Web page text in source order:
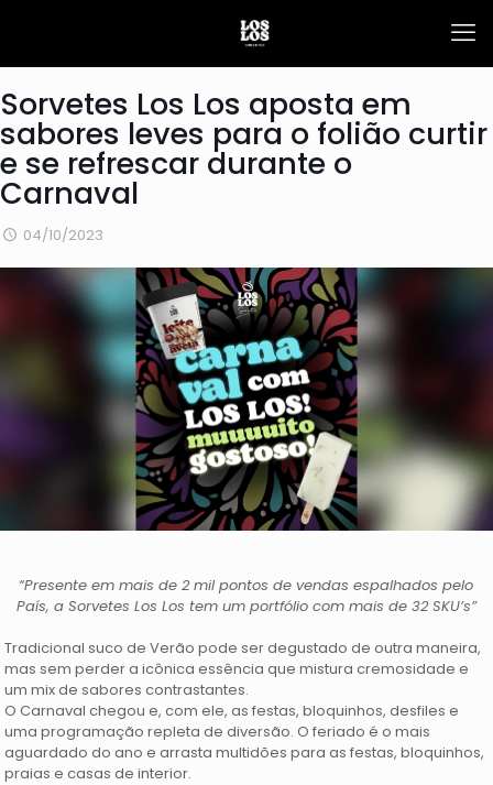
Sorvetes Los Los aposta em
sabores leves para o folião curtir
e se refrescar durante o
Carnaval
04/10/2023
“Presente em mais de 2 mil pontos de vendas espalhados pelo
País, a Sorvetes Los Los tem um portfólio com mais de 32 SKU’s”
Tradicional suco de Verão pode ser degustado de outra maneira,
mas sem perder a icônica essência que mistura cremosidade e
um mix de sabores contrastantes.
O Carnaval chegou e, com ele, as festas, bloquinhos, desfiles e
uma programação repleta de diversão. O feriado é o mais
aguardado do ano e arrasta multidões para as festas, bloquinhos,
praias e casas de interior.